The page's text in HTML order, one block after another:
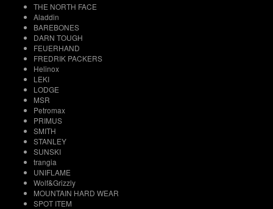
THE NORTH FACE
Aladdin
BAREBONES
DARN TOUGH
FEUERHAND
FREDRIK PACKERS
Helinox
LEKI
LODGE
MSR
Petromax
PRIMUS
SMITH
STANLEY
SUNSKI
trangia
UNIFLAME
Wolf&Grizzly
MOUNTAIN HARD WEAR
SPOT ITEM